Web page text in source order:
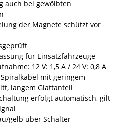
auch bei gewölbten
der Magnete schützt vor
für Einsatzfahrzeuge
12 V: 1,5 A / 24 V: 0,8 A
mit geringem
langem Glattanteil
erfolgt automatisch, gilt
gelb über Schalter